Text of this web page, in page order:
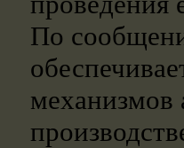
По
механизмов